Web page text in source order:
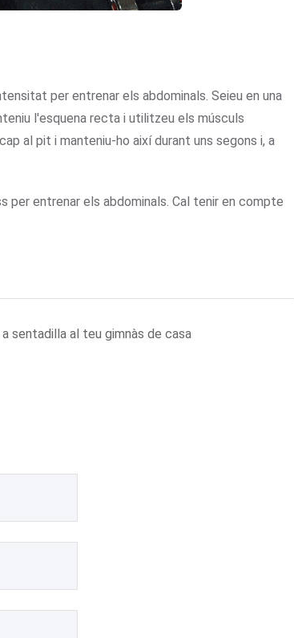
per entrenar els abdominals. Seieu en una
l'esquena recta i utilitzeu els músculs
al pit i manteniu-ho així durant uns segons i, a
entrenar els abdominals. Cal tenir en compte
sentadilla al teu gimnàs de casa